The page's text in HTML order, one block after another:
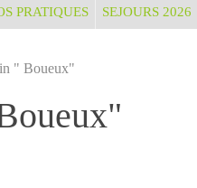
PRATIQUES SEJOURS 2026
" Boueux"